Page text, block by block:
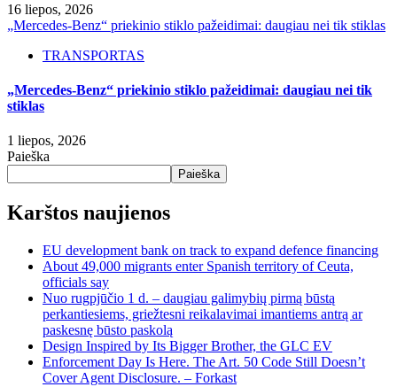
16 liepos, 2026
„Mercedes-Benz“ priekinio stiklo pažeidimai: daugiau nei tik stiklas
TRANSPORTAS
„Mercedes-Benz“ priekinio stiklo pažeidimai: daugiau nei tik
stiklas
1 liepos, 2026
Paieška
Paieška
Karštos naujienos
EU development bank on track to expand defence financing
About 49,000 migrants enter Spanish territory of Ceuta,
officials say
Nuo rugpjūčio 1 d. – daugiau galimybių pirmą būstą
perkantiesiems, griežtesni reikalavimai imantiems antrą ar
paskesnę būsto paskolą
Design Inspired by Its Bigger Brother, the GLC EV
Enforcement Day Is Here. The Art. 50 Code Still Doesn’t
Cover Agent Disclosure. – Forkast